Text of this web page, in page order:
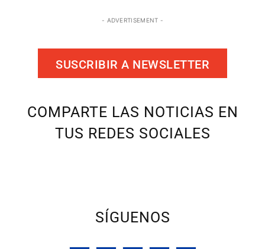
- ADVERTISEMENT -
SUSCRIBIR A NEWSLETTER
COMPARTE LAS NOTICIAS EN
TUS REDES SOCIALES
SÍGUENOS